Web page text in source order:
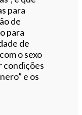
para
de
para
de
o sexo
condições
e os